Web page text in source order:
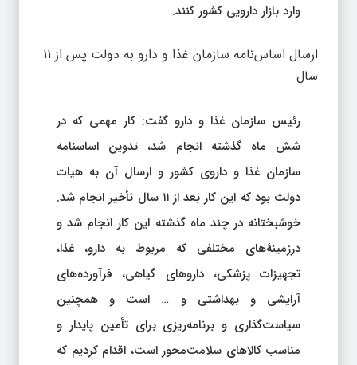
وارد بازار دارویی کشور کنند.
ارسال اساس‌نامه سازمان غذا و دارو به دولت پس از ۱۱
سال
رئیس سازمان غذا و دارو گفت: کار مهمی که در
شش ماه گذشته انجام شد، تدوین اساسنامه
سازمان غذا و داروی کشور و ارسال آن به هیات
دولت بود که این کار بعد از ۱۱ سال تأخیر انجام شد.
خوشبختانه در چند ماه گذشته این کار انجام شد و
درزمینهٔ‌های مختلفی که مربوط به دارو، غذا،
تجهیزات پزشکی، داروهای گیاهی، فرآورده‌های
آرایشی و بهداشتی و … است و همچنین
سیاست‌گذاری و برنامه‌ریزی برای تأمین پایدار و
مناسب کالاهای سلامت‌محور است، اقدام کردیم که